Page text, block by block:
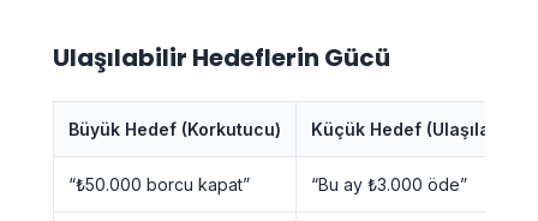
Ulaşılabilir Hedeflerin Gücü
Büyük Hedef (Korkutucu) Küçük Hedef (Ulaşılabilir)
“₺50.000 borcu kapat” “Bu ay ₺3.000 öde”